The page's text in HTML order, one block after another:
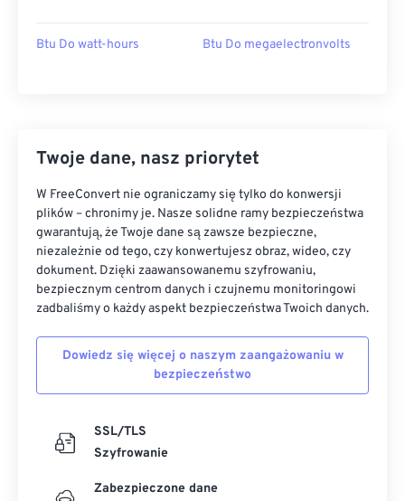
Btu Do watt-hours Btu Do megaelectronvolts
Twoje dane, nasz priorytet
W FreeConvert nie ograniczamy się tylko do konwersji
plików – chronimy je. Nasze solidne ramy bezpieczeństwa
gwarantują, że Twoje dane są zawsze bezpieczne,
niezależnie od tego, czy konwertujesz obraz, wideo, czy
dokument. Dzięki zaawansowanemu szyfrowaniu,
bezpiecznym centrom danych i czujnemu monitoringowi
zadbaliśmy o każdy aspekt bezpieczeństwa Twoich danych.
Dowiedz się więcej o naszym zaangażowaniu w
bezpieczeństwo
SSL/TLS
Szyfrowanie
Zabezpieczone dane